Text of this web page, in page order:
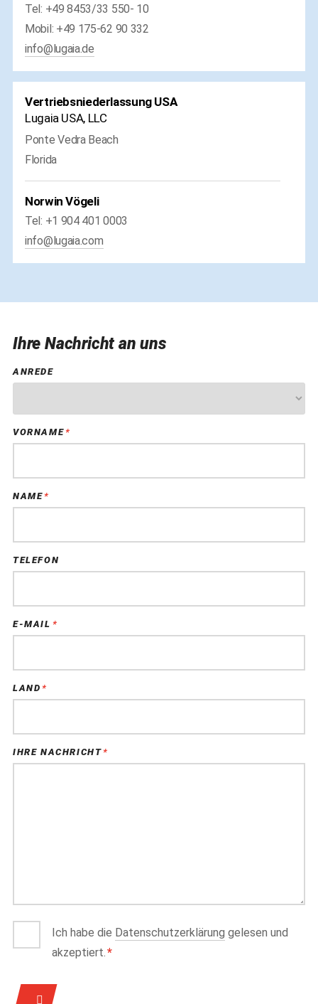
Tel: +49 8453/33 550- 10
Mobil: +49 175-62 90 332
info@lugaia.de
Vertriebsniederlassung USA
Lugaia USA, LLC
Ponte Vedra Beach
Florida
Norwin Vögeli
Tel: +1 904 401 0003
info@lugaia.com
Ihre Nachricht an uns
ANREDE
VORNAME*
PFLICHTFELD
NAME*
PFLICHTFELD
TELEFON
E-MAIL *
PFLICHTFELD
LAND *
PFLICHTFELD
IHRE NACHRICHT*
PFLICHTFELD
Ich habe die Datenschutzerklärung gelesen und
akzeptiert.*